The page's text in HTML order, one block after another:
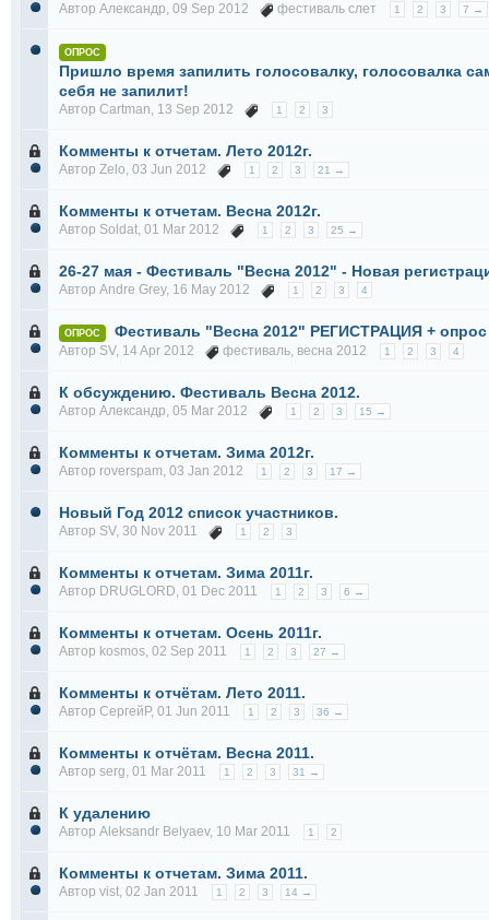
Автор Александр, 09 Sep 2012 фестиваль слет 1 2 3 7 →
ОПРОС
Пришло время запилить голосовалку, голосовалка
себя не запилит!
Автор Cartman, 13 Sep 2012 1 2 3
Комменты к отчетам. Лето 2012г.
Автор Zelo, 03 Jun 2012 1 2 3 21 →
Комменты к отчетам. Весна 2012г.
Автор Soldat, 01 Mar 2012 1 2 3 25 →
26-27 мая - Фестиваль "Весна 2012" - Новая
Автор Andre Grey, 16 May 2012 1 2 3 4
ОПРОС Фестиваль "Весна 2012" РЕГИСТРАЦИЯ + опрос
Автор SV, 14 Apr 2012 фестиваль, весна 2012 1 2 3 4
К обсуждению. Фестиваль Весна 2012.
Автор Александр, 05 Mar 2012 1 2 3 15 →
Комменты к отчетам. Зима 2012г.
Автор roverspam, 03 Jan 2012 1 2 3 17 →
Новый Год 2012 список участников.
Автор SV, 30 Nov 2011 1 2 3
Комменты к отчетам. Зима 2011г.
Автор DRUGLORD, 01 Dec 2011 1 2 3 6 →
Комменты к отчетам. Осень 2011г.
Автор kosmos, 02 Sep 2011 1 2 3 27 →
Комменты к отчётам. Лето 2011.
Автор СергейР, 01 Jun 2011 1 2 3 36 →
Комменты к отчётам. Весна 2011.
Автор serg, 01 Mar 2011 1 2 3 31 →
К удалению
Автор Aleksandr Belyaev, 10 Mar 2011 1 2
Комменты к отчетам. Зима 2011.
Автор vist, 02 Jan 2011 1 2 3 14 →